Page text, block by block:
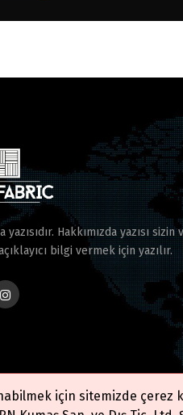
için sitemizde çerez
Hakkımızda yazısı sizin
bilgi vermek için yazılır.